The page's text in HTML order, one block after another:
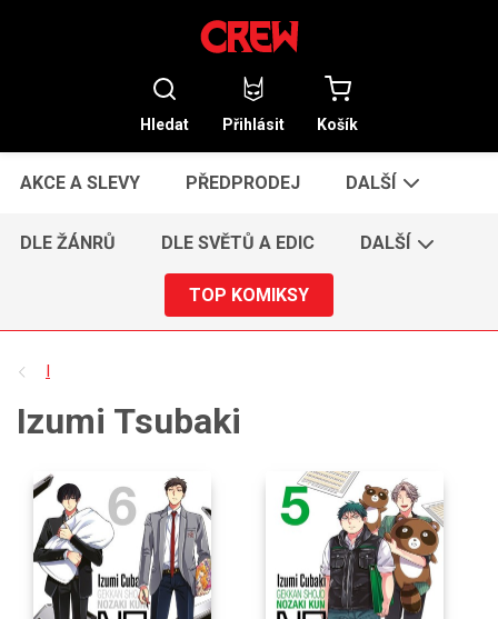
Hledat Přihlásit Košík
AKCE A SLEVY PŘEDPRODEJ DALŠÍ
DLE ŽÁNRŮ DLE SVĚTŮ A EDIC DALŠÍ
TOP KOMIKSY
I
Izumi Tsubaki